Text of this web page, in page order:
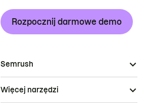
Rozpocznij darmowe demo
Semrush
Więcej narzędzi